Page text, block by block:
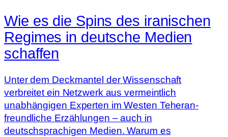
Wie es die Spins des iranischen
Regimes in deutsche Medien
schaffen
Unter dem Deckmantel der Wissenschaft
verbreitet ein Netzwerk aus vermeintlich
unabhängigen Experten im Westen Teheran-
freundliche Erzählungen – auch in
deutschsprachigen Medien. Warum es